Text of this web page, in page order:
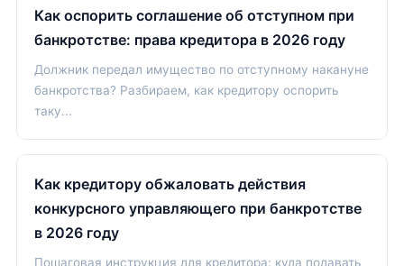
Как оспорить соглашение об отступном при
банкротстве: права кредитора в 2026 году
Должник передал имущество по отступному накануне
банкротства? Разбираем, как кредитору оспорить
таку...
Как кредитору обжаловать действия
конкурсного управляющего при банкротстве
в 2026 году
Пошаговая инструкция для кредитора: куда подавать